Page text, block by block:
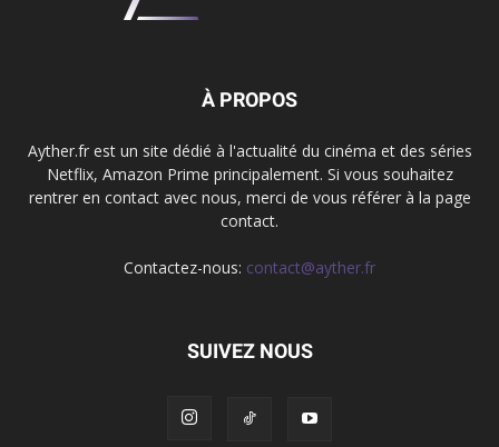
À PROPOS
Ayther.fr est un site dédié à l'actualité du cinéma et des séries
Netflix, Amazon Prime principalement. Si vous souhaitez
rentrer en contact avec nous, merci de vous référer à la page
contact.
Contactez-nous: contact@ayther.fr
SUIVEZ NOUS